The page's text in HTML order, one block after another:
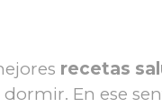
recetas
En ese